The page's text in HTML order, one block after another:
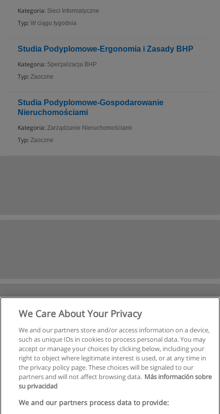
Kategoria: Sieci Informatyczne
Typ: W ciągu tygodnia
Studia Podyplomowe-Ergonomia i Zasady BHP
Kategoria: Specjalizacja BHP
Typ: Zaoczne
Studia Podyplomowe-Gospodarowanie
Nieruchomościami
Kategoria: Zarządzanie Nieruchomościami
Typ: Zaoczne
Regulamin
We Care About Your Privacy
We and our partners store and/or access information on a device,
such as unique IDs in cookies to process personal data. You may
accept or manage your choices by clicking below, including your
right to object where legitimate interest is used, or at any time in
the privacy policy page. These choices will be signaled to our
partners and will not affect browsing data. Más información sobre
su privacidad
We and our partners process data to provide: